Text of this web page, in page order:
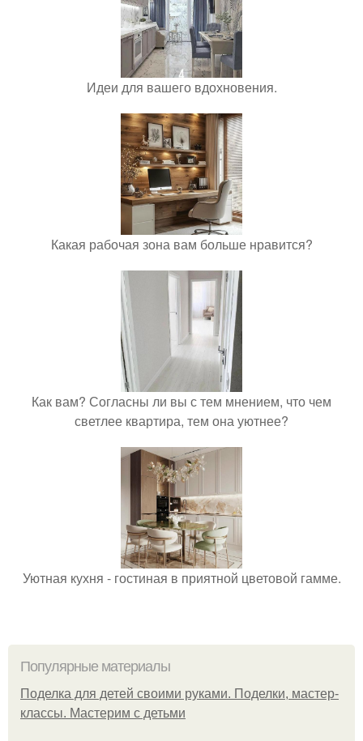
Идеи для вашего вдохновения.
Какая рабочая зона вам больше нравится?
Как вам? Согласны ли вы с тем мнением, что чем
светлее квартира, тем она уютнее?
Уютная кухня - гостиная в приятной цветовой гамме.
Популярные материалы
Поделка для детей своими руками. Поделки, мастер-
классы. Мастерим с детьми